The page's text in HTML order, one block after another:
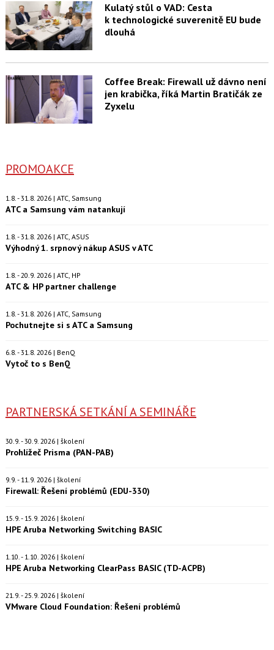
Kulatý stůl o VAD: Cesta
k technologické suverenitě EU bude
dlouhá
Coffee Break: Firewall už dávno není
jen krabička, říká Martin Bratičák ze
Zyxelu
PROMOAKCE
1.8. - 31.8. 2026 | ATC, Samsung
ATC a Samsung vám natankují
1.8. - 31.8. 2026 | ATC, ASUS
Výhodný 1. srpnový nákup ASUS v ATC
1.8. - 20.9. 2026 | ATC, HP
ATC & HP partner challenge
1.8. - 31.8. 2026 | ATC, Samsung
Pochutnejte si s ATC a Samsung
6.8. - 31.8. 2026 | BenQ
Vytoč to s BenQ
PARTNERSKÁ SETKÁNÍ A SEMINÁŘE
30.9. - 30.9. 2026 | školení
Prohlížeč Prisma (PAN-PAB)
9.9. - 11.9. 2026 | školení
Firewall: Řešení problémů (EDU-330)
15.9. - 15.9. 2026 | školení
HPE Aruba Networking Switching BASIC
1.10. - 1.10. 2026 | školení
HPE Aruba Networking ClearPass BASIC (TD-ACPB)
21.9. - 25.9. 2026 | školení
VMware Cloud Foundation: Řešení problémů